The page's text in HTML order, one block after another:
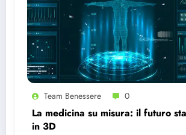
Team Benessere 0
La medicina su misura: il futuro
in 3D